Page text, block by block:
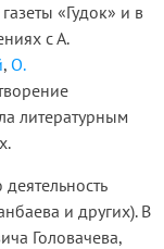
«Гудок» и в
с А.
, О.
литературным
и других). В
Головачева,